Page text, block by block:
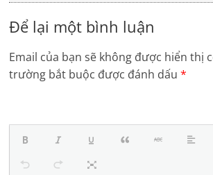
Để lại một bình luận
Email của bạn sẽ không được hiển thị
trường bắt buộc được đánh dấu*